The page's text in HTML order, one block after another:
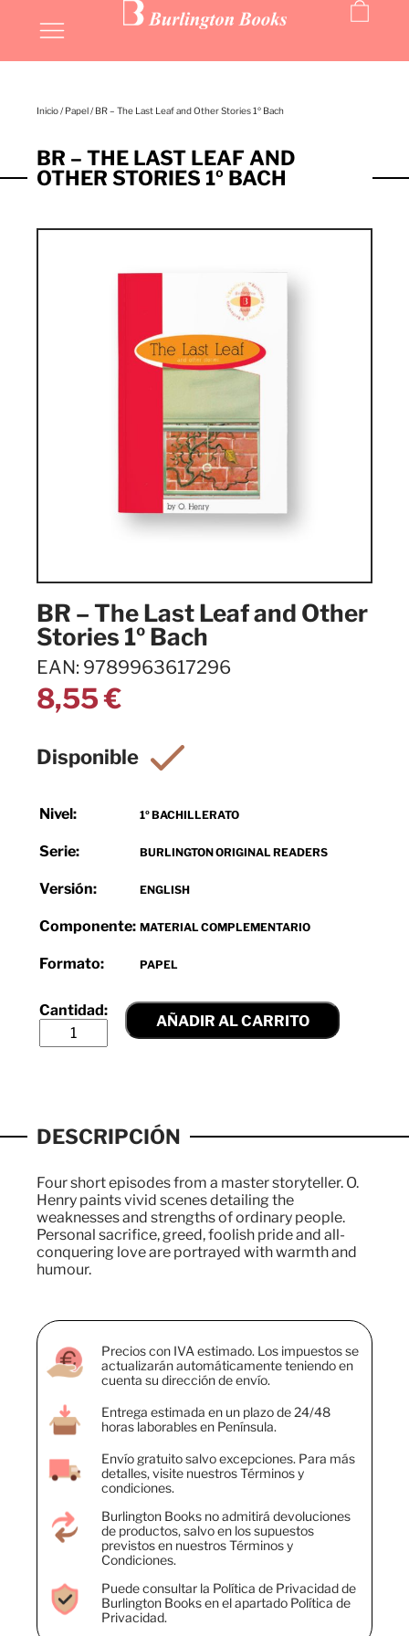
Inicio/ Papel/ BR – The Last Leaf and Other Stories 1º Bach
BR – THE LAST LEAF AND
OTHER STORIES 1º BACH
BR – The Last Leaf and Other
Stories 1º Bach
EAN: 9789963617296
8,55€
Nivel: 1º BACHILLERATO
Serie: BURLINGTON ORIGINAL READERS
Versión: ENGLISH
Componente: MATERIAL COMPLEMENTARIO
Formato: PAPEL
AÑADIR AL CARRITO
DESCRIPCIÓN
Four short episodes from a master storyteller. O.
Henry paints vivid scenes detailing the
weaknesses and strengths of ordinary people.
Personal sacrifice, greed, foolish pride and all-
conquering love are portrayed with warmth and
humour.
Precios con IVA estimado. Los impuestos se
actualizarán automáticamente teniendo en
cuenta su dirección de envío.
Entrega estimada en un plazo de 24/48
horas laborables en Península.
Envío gratuito salvo excepciones. Para más
detalles, visite nuestros Términos y
condiciones.
Burlington Books no admitirá devoluciones
de productos, salvo en los supuestos
previstos en nuestros Términos y
Condiciones.
Puede consultar la Política de Privacidad de
Burlington Books en el apartado Política de
Privacidad.